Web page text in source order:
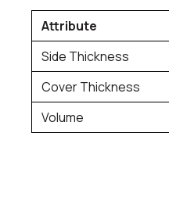
Attribute
Side Thickness
Cover Thickness
Volume